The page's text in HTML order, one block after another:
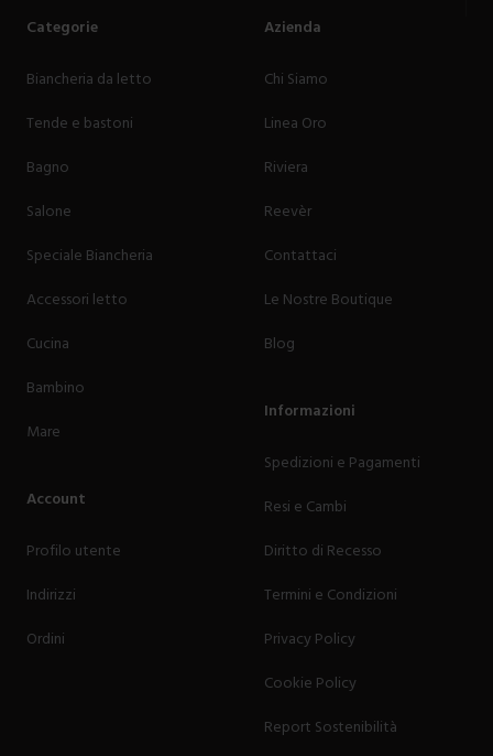
Categorie
Biancheria da letto
Tende e bastoni
Bagno
Salone
Speciale Biancheria
Accessori letto
Cucina
Bambino
Mare
Account
Profilo utente
Indirizzi
Ordini
Azienda
Chi Siamo
Linea Oro
Riviera
Reevèr
Contattaci
Le Nostre Boutique
Blog
Informazioni
Spedizioni e Pagamenti
Resi e Cambi
Diritto di Recesso
Termini e Condizioni
Privacy Policy
Cookie Policy
Report Sostenibilità